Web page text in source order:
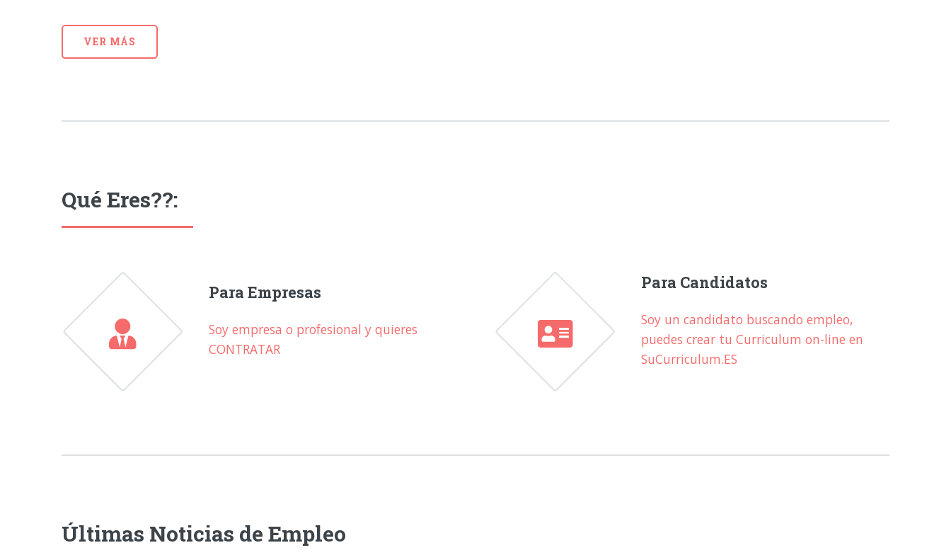
VER MÁS
Qué Eres??:
Para Empresas
Soy empresa o profesional y quieres
CONTRATAR
Para Candidatos
Soy un candidato buscando empleo,
puedes crear tu Curriculum on-line en
SuCurriculum.ES
Últimas Noticias de Empleo